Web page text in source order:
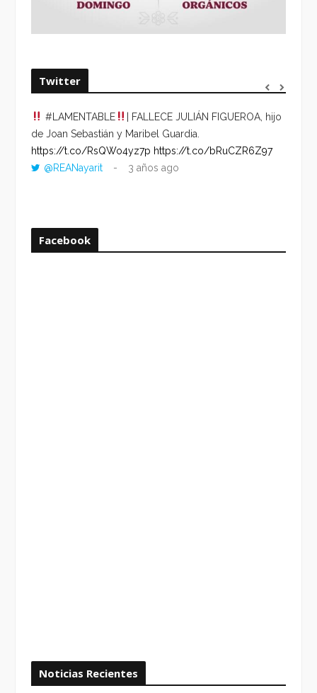
Twitter
#LAMENTABLE
| FALLECE JULIÁN FIGUEROA, hijo
de Joan Sebastián y Maribel Guardia.
https://t.co/RsQWo4yz7p https://t.co/bRuCZR6Z97
@REANayarit
3 años ago
Facebook
Noticias Recientes